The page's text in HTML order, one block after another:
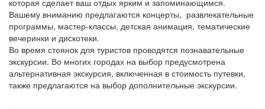
которая сделает ваш отдых ярким и запоминающимся.
Вашему вниманию предлагаются концерты, развлекательные
программы, мастер-классы, детская анимация, тематические
вечеринки и дискотеки​.
Во время стоянок для туристов проводятся познавательные
экскурсии. Во многих городах на выбор предусмотрена
альтернативная экскурсия, включенная в стоимость путевки,
также предлагаются на выбор дополнительные экскурсии.